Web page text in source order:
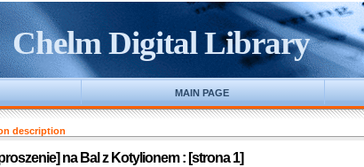
Chelm Digital Library
MAIN PAGE
description
na Bal z Kotylionem : [strona 1]